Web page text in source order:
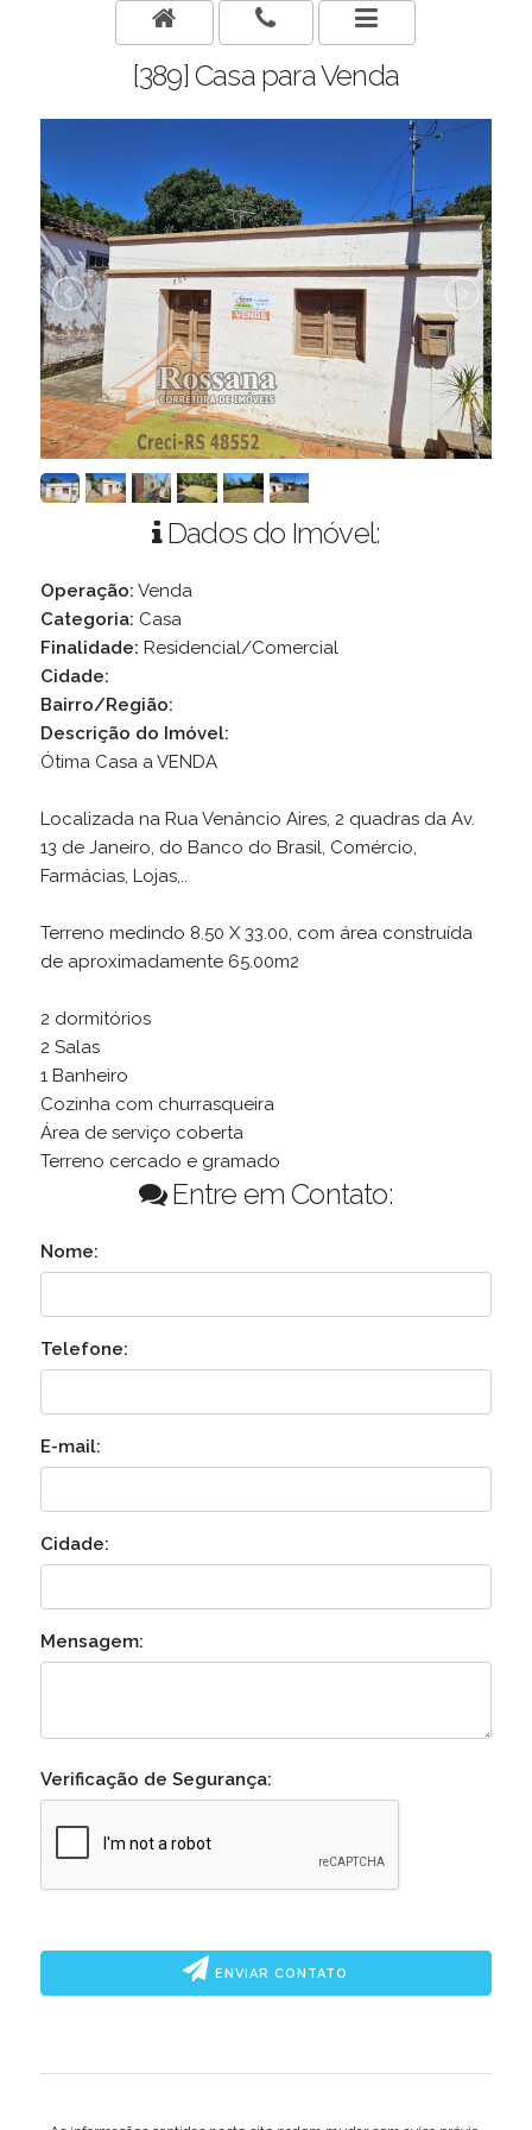
[389] Casa para Venda
Dados do Imóvel:
Operação: Venda
Categoria: Casa
Finalidade: Residencial/Comercial
Cidade:
Bairro/Região:
Descrição do Imóvel:
Ótima Casa a VENDA
Localizada na Rua Venâncio Aires, 2 quadras da Av.
13 de Janeiro, do Banco do Brasil, Comércio,
Farmácias, Lojas,..
Terreno medindo 8.50 X 33.00, com área construída
de aproximadamente 65.00m2
2 dormitórios
2 Salas
1 Banheiro
Cozinha com churrasqueira
Área de serviço coberta
Terreno cercado e gramado
Entre em Contato:
Nome:
Telefone:
E-mail:
Cidade:
Mensagem:
Verificação de Segurança:
ENVIAR CONTATO